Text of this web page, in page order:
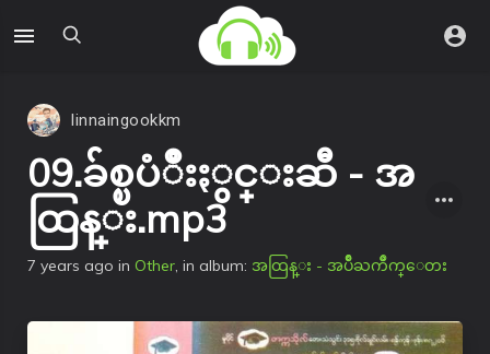
linnaingookkm
09.ခ်စ္ၿပံဳးႏွင္းဆီ - အ
ထြန္း.mp3
7 years ago in Other, in album: အထြန္း - အပ်ိဳႀကိဳက္ေတး